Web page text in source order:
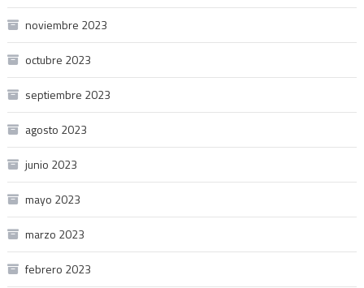
noviembre 2023
octubre 2023
septiembre 2023
agosto 2023
junio 2023
mayo 2023
marzo 2023
febrero 2023